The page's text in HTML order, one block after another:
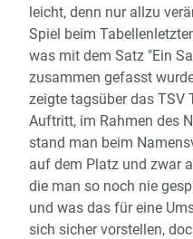
leicht, denn nur allzu
Spiel beim
was mit dem Satz "Ein
zusammen gefasst
zeigte tagsüber das TSV
Auftritt, im Rahmen des
stand man beim
auf dem Platz und zwar
die man so noch nie
und was das für eine
sich sicher vorstellen,